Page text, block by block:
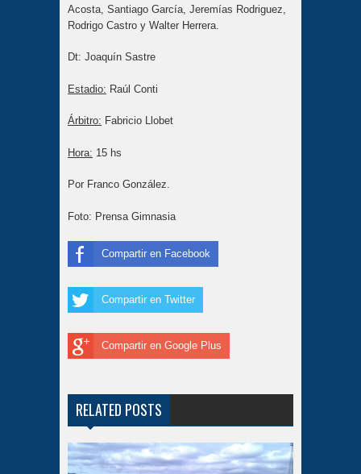
Acosta, Santiago García, Jeremías Rodriguez,
Rodrigo Castro y Walter Herrera.
Dt: Joaquín Sastre
Estadio: Raúl Conti
Árbitro: Fabricio Llobet
Hora: 15 hs
Por Franco González.
Foto: Prensa Gimnasia
Compartir en Facebook
Compartir en Twitter
Compartir en Google Plus
RELATED POSTS